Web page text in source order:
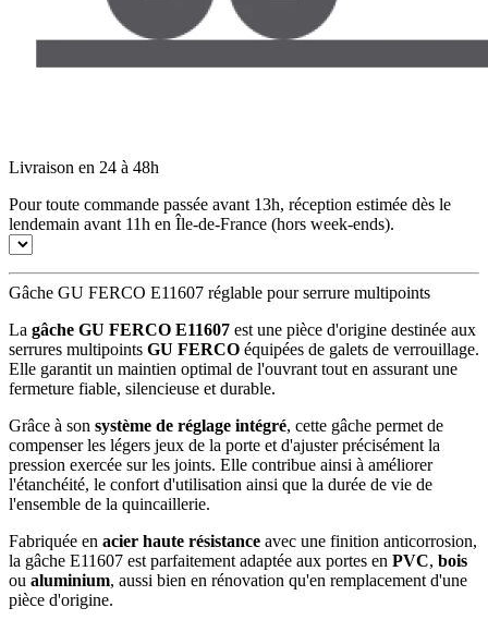
Livraison en 24 à 48h
Pour toute commande passée avant 13h, réception estimée dès le
lendemain avant 11h en Île-de-France (hors week-ends).
Gâche GU FERCO E11607 réglable pour serrure multipoints
La gâche GU FERCO E11607 est une pièce d'origine destinée aux
serrures multipoints GU FERCO équipées de galets de verrouillage.
Elle garantit un maintien optimal de l'ouvrant tout en assurant une
fermeture fiable, silencieuse et durable.
Grâce à son système de réglage intégré, cette gâche permet de
compenser les légers jeux de la porte et d'ajuster précisément la
pression exercée sur les joints. Elle contribue ainsi à améliorer
l'étanchéité, le confort d'utilisation ainsi que la durée de vie de
l'ensemble de la quincaillerie.
Fabriquée en acier haute résistance avec une finition anticorrosion,
la gâche E11607 est parfaitement adaptée aux portes en PVC, bois
ou aluminium, aussi bien en rénovation qu'en remplacement d'une
pièce d'origine.